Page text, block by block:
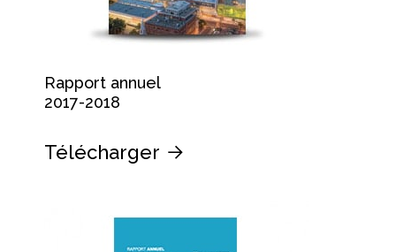
Rapport annuel
2017-2018
Télécharger